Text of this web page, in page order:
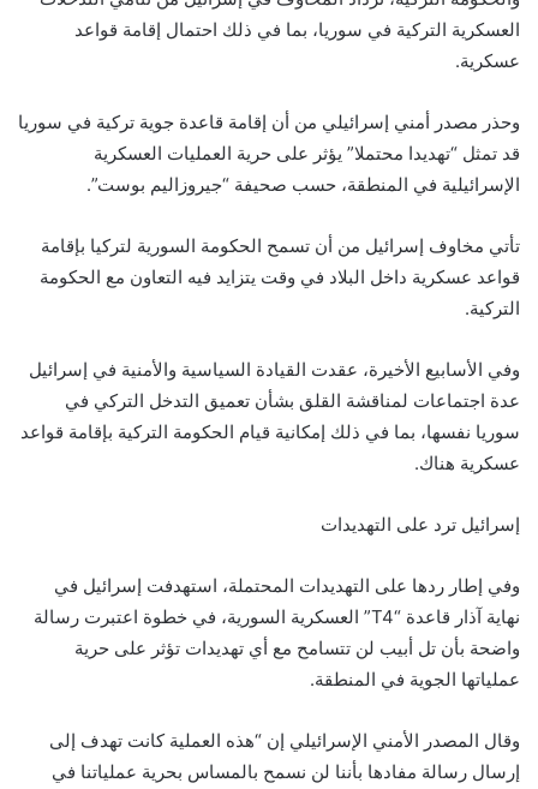
العسكرية التركية في سوريا، بما في ذلك احتمال إقامة قواعد
عسكرية.
وحذر مصدر أمني إسرائيلي من أن إقامة قاعدة جوية تركية في سوريا
قد تمثل “تهديدا محتملا” يؤثر على حرية العمليات العسكرية
الإسرائيلية في المنطقة، حسب صحيفة “جيروزاليم بوست”.
تأتي مخاوف إسرائيل من أن تسمح الحكومة السورية لتركيا بإقامة
قواعد عسكرية داخل البلاد في وقت يتزايد فيه التعاون مع الحكومة
التركية.
وفي الأسابيع الأخيرة، عقدت القيادة السياسية والأمنية في إسرائيل
عدة اجتماعات لمناقشة القلق بشأن تعميق التدخل التركي في
سوريا نفسها، بما في ذلك إمكانية قيام الحكومة التركية بإقامة قواعد
عسكرية هناك.
إسرائيل ترد على التهديدات
وفي إطار ردها على التهديدات المحتملة، استهدفت إسرائيل في
نهاية آذار قاعدة “T4” العسكرية السورية، في خطوة اعتبرت رسالة
واضحة بأن تل أبيب لن تتسامح مع أي تهديدات تؤثر على حرية
عملياتها الجوية في المنطقة.
وقال المصدر الأمني الإسرائيلي إن “هذه العملية كانت تهدف إلى
إرسال رسالة مفادها بأننا لن نسمح بالمساس بحرية عملياتنا في